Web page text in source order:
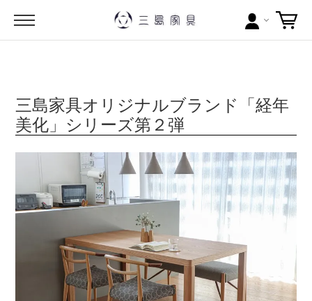
ブランドから探す
問い合わせ
当店について
お買い物ガイド
ポイントについて
配送料について
ラッピングについて
三島家具オリジナルブランド「経年
美化」シリーズ第２弾